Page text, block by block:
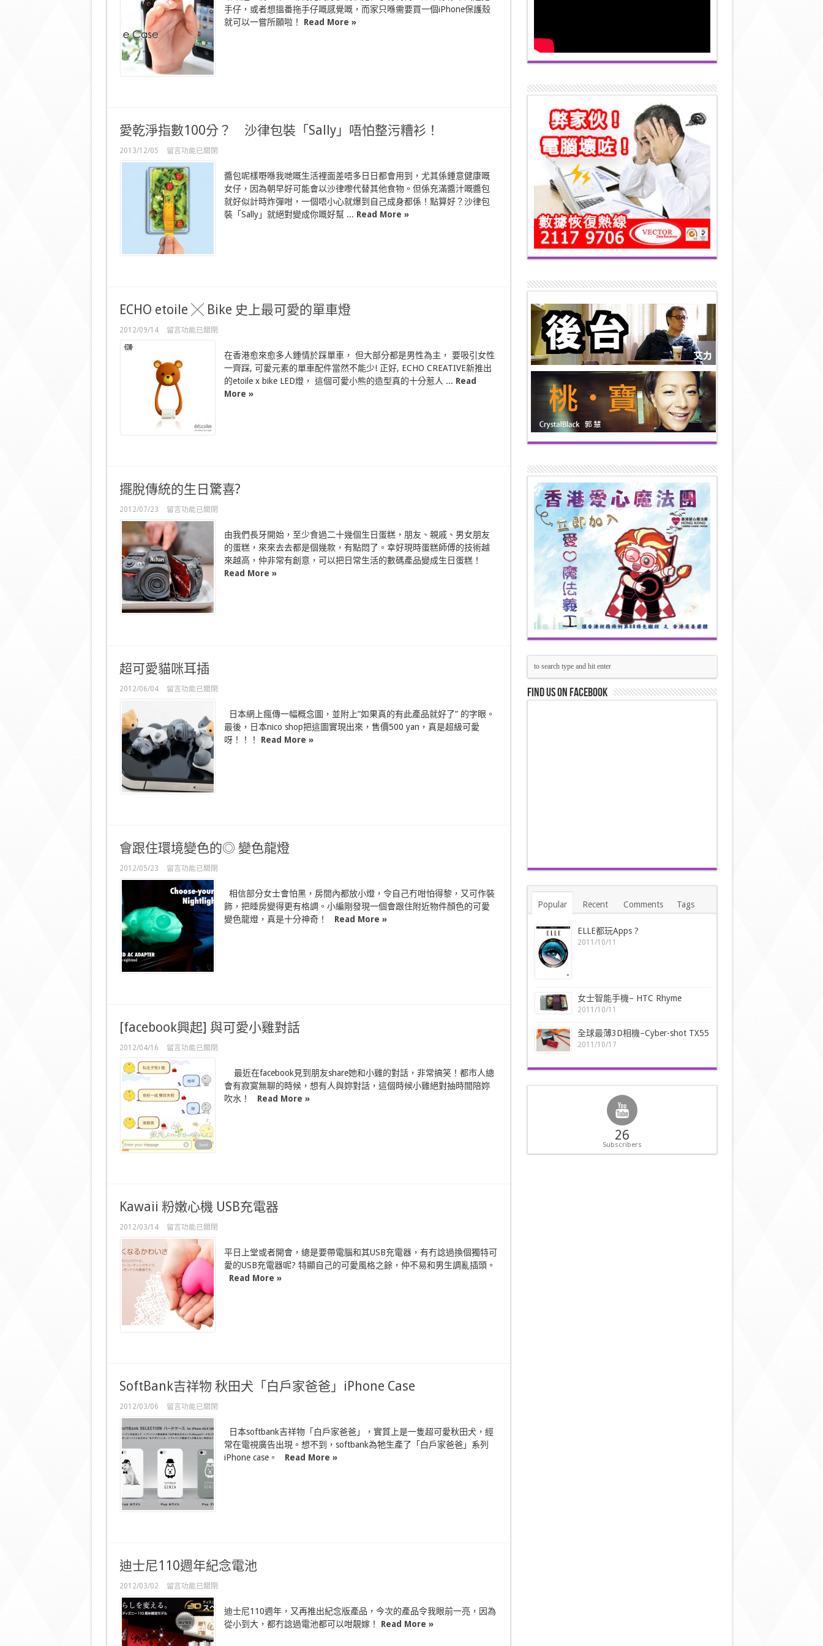
節
不
再
寂
iPhone
套
地
比
隻
手
你
拖！〉
中
手仔，或者想搵番拖手仔嘅感覺嘅，而家只喺需要買一個iPhone保護殼
就可以一嘗所願啦！ Read More »
愛乾淨指數100分？ 沙律包裝「Sally」唔怕整污糟衫！
2013/12/05
在
〈愛
乾
淨
指
數
100
分？
沙
律
包
污
糟
衫！〉
留言功能已關閉
醬包呢樣嘢喺我哋嘅生活裡面差唔多日日都會用到，尤其係鍾意健康嘅
女仔，因為朝早好可能會以沙律嚟代替其他食物。但係充滿醬汁嘅醬包
就好似計時炸彈咁，一個唔小心就爆到自己成身都係！點算好？沙律包
裝「Sally」就絕對變成你嘅好幫 ... Read More »
ECHO etoile ╳ Bike 史上最可愛的單車燈
2012/09/14
在
Bike
史
上
可
愛
留言功能已關閉
在香港愈來愈多人鍾情於踩單車， 但大部分都是男性為主， 要吸引女性
一齊踩, 可愛元素的單車配件當然不能少! 正好, ECHO CREATIVE新推出
的etoile x bike LED燈， 這個可愛小熊的造型真的十分惹人 ... Read
More »
擺脫傳統的生日驚喜?
2012/07/23
在
〈擺
脫
傳
統
的
生
日
驚
喜?〉
中
留言功能已關閉
由我們長牙開始，至少食過二十幾個生日蛋糕，朋友、親戚、男女朋友
的蛋糕，來來去去都是個幾款，有點悶了。幸好現時蛋糕師傅的技術越
來越高，仲非常有創意，可以把日常生活的數碼產品變成生日蛋糕！
Read More »
超可愛貓咪耳插
2012/06/04
在
愛
貓
咪
耳
插〉
留言功能已關閉
日本網上瘋傳一幅概念圖，並附上”如果真的有此產品就好了” 的字眼。
最後，日本nico shop把這圖實現出來，售價500 yan，真是超級可愛
呀！！！ Read More »
會跟住環境變色的◎ 變色龍燈
2012/05/23
在
〈會
跟
環
境
變
色
◎
變
留言功能已關閉
相信部分女士會怕黑，房間內都放小燈，令自己冇咁怕得黎，又可作裝
飾，把睡房變得更有格調。小編剛發現一個會跟住附近物件顏色的可愛
變色龍燈，真是十分神奇！ Read More »
[facebook興起] 與可愛小雞對話
2012/04/16
在
興
與
可
雞
對
話〉
留言功能已關閉
最近在facebook見到朋友share她和小雞的對話，非常搞笑！都市人總
會有寂寞無聊的時候，想有人與妳對話，這個時候小雞絕對抽時間陪妳
吹水！ Read More »
Kawaii 粉嫩心機 USB充電器
2012/03/14
在
〈Kawaii
粉
心
機
USB
充
電
器〉
留言功能已關閉
平日上堂或者開會，總是要帶電腦和其USB充電器，有冇諗過換個獨特可
愛的USB充電器呢? 特顯自己的可愛風格之餘，仲不易和男生調亂插頭。
Read More »
SoftBank吉祥物 秋田犬「白戶家爸爸」iPhone Case
2012/03/06
在
〈SoftBank
吉
祥
物
秋
田
犬
「白
戶
家
中
留言功能已關閉
日本softbank吉祥物「白戶家爸爸」，實質上是一隻超可愛秋田犬，經
常在電視廣告出現。想不到，softbank為牠生產了「白戶家爸爸」系列
iPhone case。 Read More »
迪士尼110週年紀念電池
2012/03/02
在
〈迪
士
尼
110
週
留言功能已關閉
迪士尼110週年，又再推出紀念版產品，今次的產品令我眼前一亮，因為
從小到大，都冇諗過電池都可以咁靚嫁！ Read More »
Find us on Facebook
Popular Recent Comments Tags
ELLE都玩Apps ?
2011/10/11
女士智能手機– HTC Rhyme
2011/10/11
全球最薄3D相機–Cyber-shot TX55
2011/10/17
26
Subscribers